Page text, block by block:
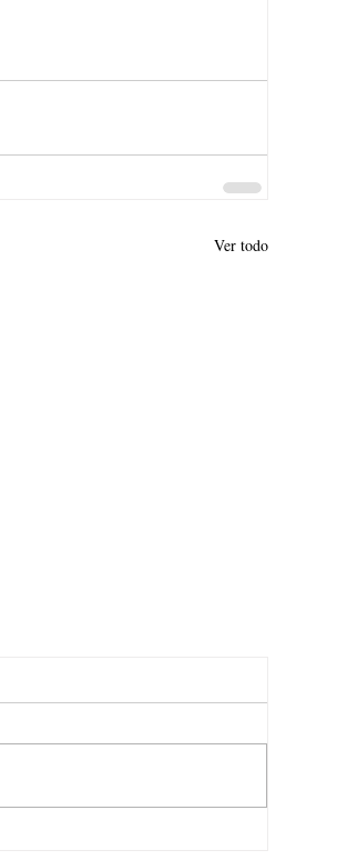
Ver todo